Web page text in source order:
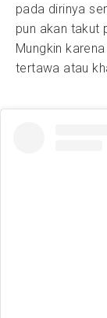
pada dirinya
pun akan takut
Mungkin
tertawa atau